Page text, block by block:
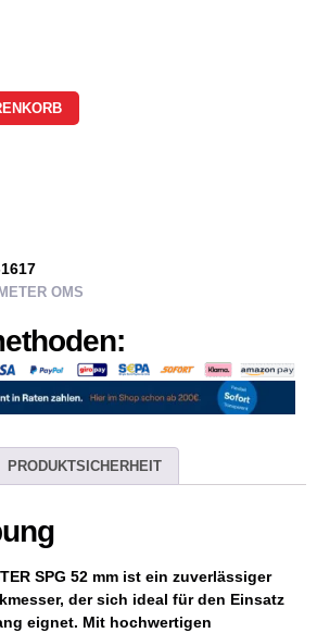
OMS
PRODUKTSICHERHEIT
SPG 52 mm ist ein zuverlässiger
der sich ideal für den Einsatz
eignet. Mit hochwertigen